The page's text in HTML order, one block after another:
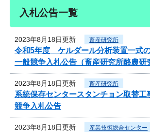
入札公告一覧
2023年8月18日更新 畜産研究所
令和5年度 ケルダール分析装置一式
一般競争入札公告（畜産研究所酪農研
2023年8月18日更新 畜産研究所
系統保存センタースタンチョン取替工
競争入札公告
2023年8月18日更新 産業技術総合センター